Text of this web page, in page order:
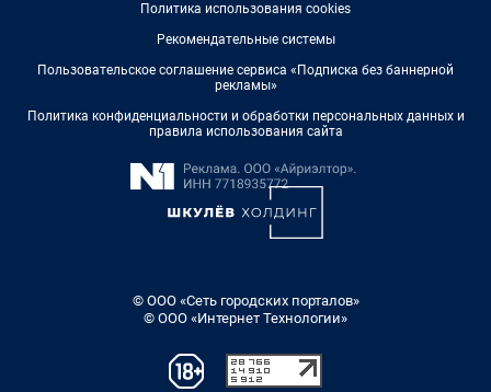
Политика использования cookies
Рекомендательные системы
Пользовательское соглашение сервиса «Подписка без баннерной
рекламы»
Политика конфиденциальности и обработки персональных данных и
правила использования сайта
© ООО «Сеть городских порталов»
© ООО «Интернет Технологии»